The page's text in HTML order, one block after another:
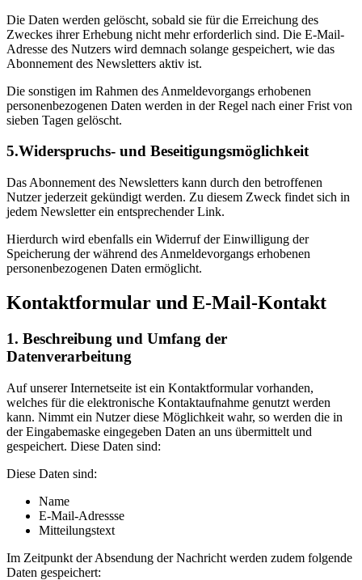
Die Daten werden gelöscht, sobald sie für die Erreichung des
Zweckes ihrer Erhebung nicht mehr erforderlich sind. Die E-Mail-
Adresse des Nutzers wird demnach solange gespeichert, wie das
Abonnement des Newsletters aktiv ist.
Die sonstigen im Rahmen des Anmeldevorgangs erhobenen
personenbezogenen Daten werden in der Regel nach einer Frist von
sieben Tagen gelöscht.
5.Widerspruchs- und Beseitigungsmöglichkeit
Das Abonnement des Newsletters kann durch den betroffenen
Nutzer jederzeit gekündigt werden. Zu diesem Zweck findet sich in
jedem Newsletter ein entsprechender Link.
Hierdurch wird ebenfalls ein Widerruf der Einwilligung der
Speicherung der während des Anmeldevorgangs erhobenen
personenbezogenen Daten ermöglicht.
Kontaktformular und E-Mail-Kontakt
1. Beschreibung und Umfang der
Datenverarbeitung
Auf unserer Internetseite ist ein Kontaktformular vorhanden,
welches für die elektronische Kontaktaufnahme genutzt werden
kann. Nimmt ein Nutzer diese Möglichkeit wahr, so werden die in
der Eingabemaske eingegeben Daten an uns übermittelt und
gespeichert. Diese Daten sind:
Diese Daten sind:
Name
E-Mail-Adressse
Mitteilungstext
Im Zeitpunkt der Absendung der Nachricht werden zudem folgende
Daten gespeichert: